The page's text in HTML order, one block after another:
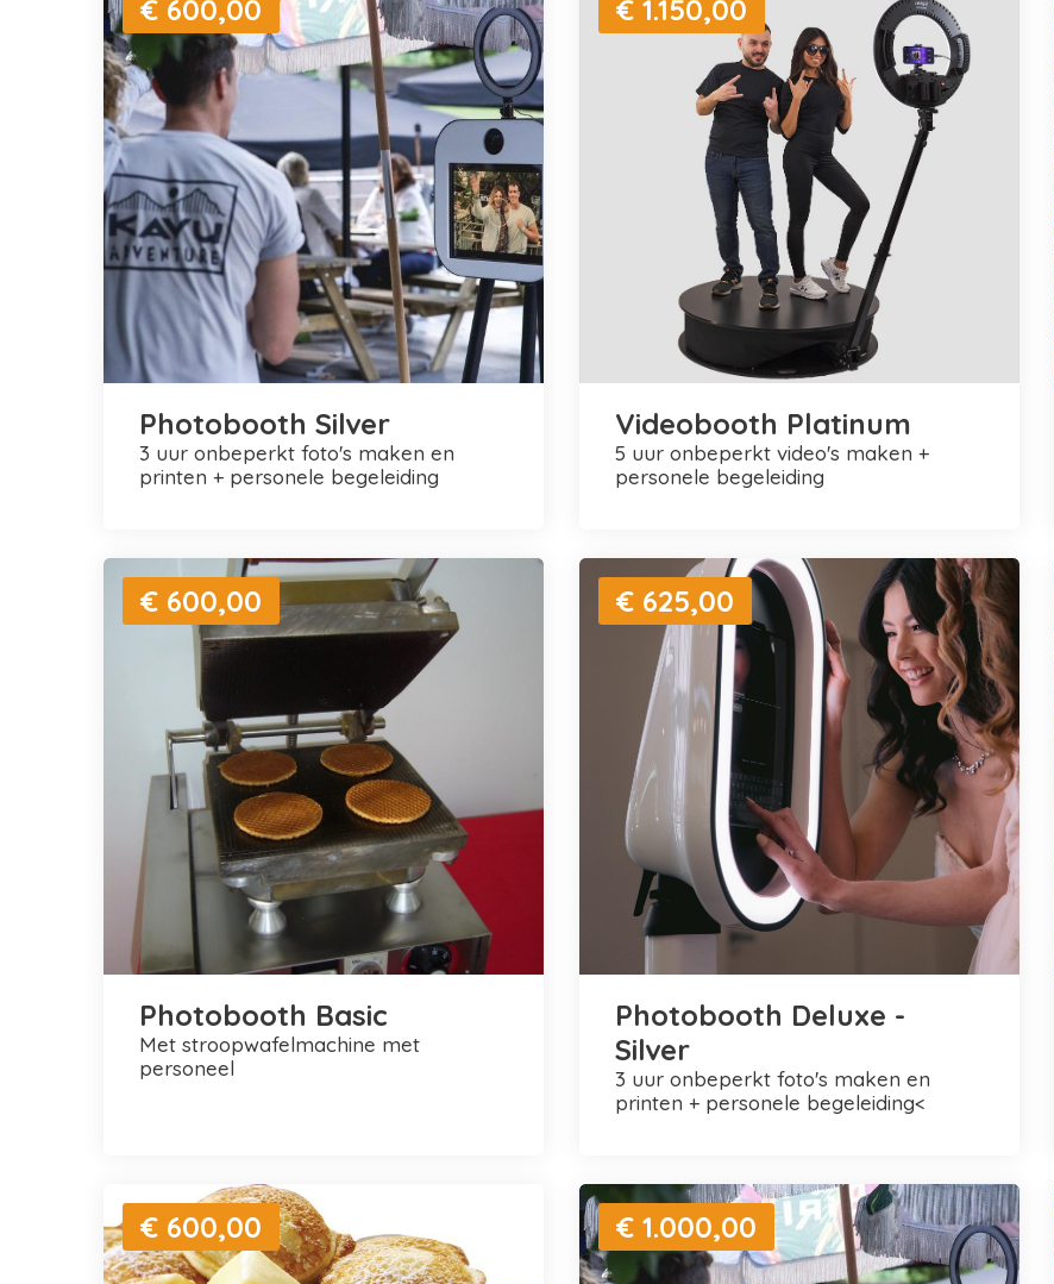
€ 600,00
Photobooth Silver
3 uur onbeperkt foto's maken en
printen + personele begeleiding
€ 1.150,00
Videobooth Platinum
5 uur onbeperkt video's maken +
personele begeleiding
€ 600,00
Photobooth Basic
met stroopwafelmachine met
personeel
€ 625,00
Photobooth Deluxe -
Silver
3 uur onbeperkt foto's maken en
printen + personele begeleiding<
€ 600,00 € 1.000,00